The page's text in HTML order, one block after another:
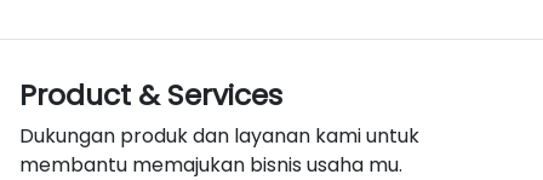
Product & Services
Dukungan produk dan layanan kami untuk
membantu memajukan bisnis usaha mu.